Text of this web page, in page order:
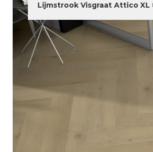
Lijmstrook Visgraat Attico XL